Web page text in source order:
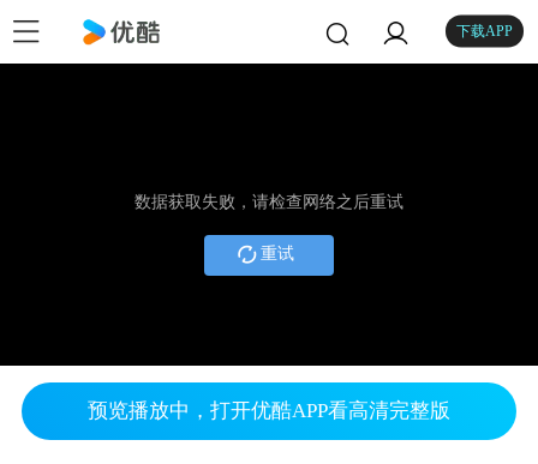
下载APP
数据获取失败，请检查网络之后重试
重试
预览播放中，打开优酷APP看高清完整版